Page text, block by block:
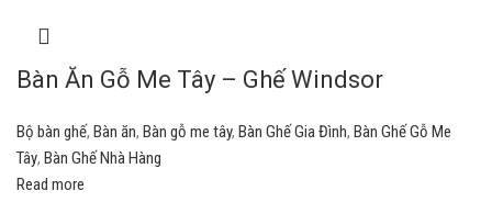
Bàn Ăn Gỗ Me Tây – Ghế Windsor
Bộ bàn ghế, Bàn ăn, Bàn gỗ me tây, Bàn Ghế Gia Đình, Bàn Ghế Gỗ Me
Tây, Bàn Ghế Nhà Hàng
Read more